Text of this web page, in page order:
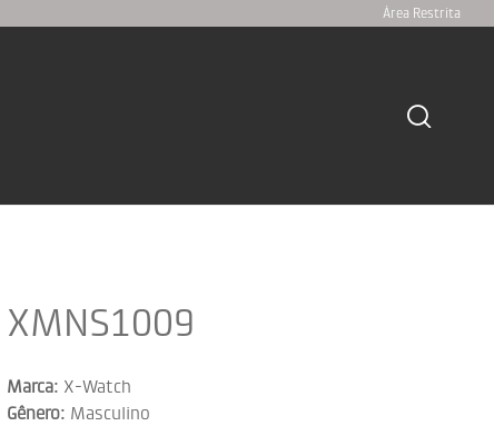
Área Restrita
XMNS1009
Marca: X-Watch
Gênero: Masculino